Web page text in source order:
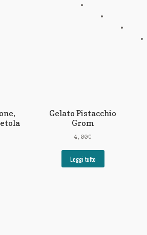
Gelato Pistacchio
Grom
4,00€
Leggi tutto